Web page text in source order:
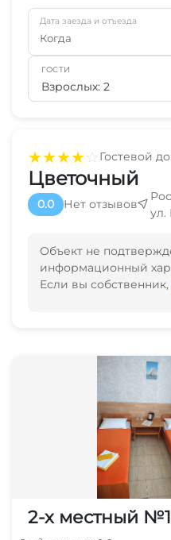
★★★★☆Гостевой
Цветочный
0.0 Нет отзывов
ул.
Объект не
информационный
Если вы собственник,
2-х местный №1
Дата заезда и отъезда
Когда
ГОСТИ
Взрослых: 2